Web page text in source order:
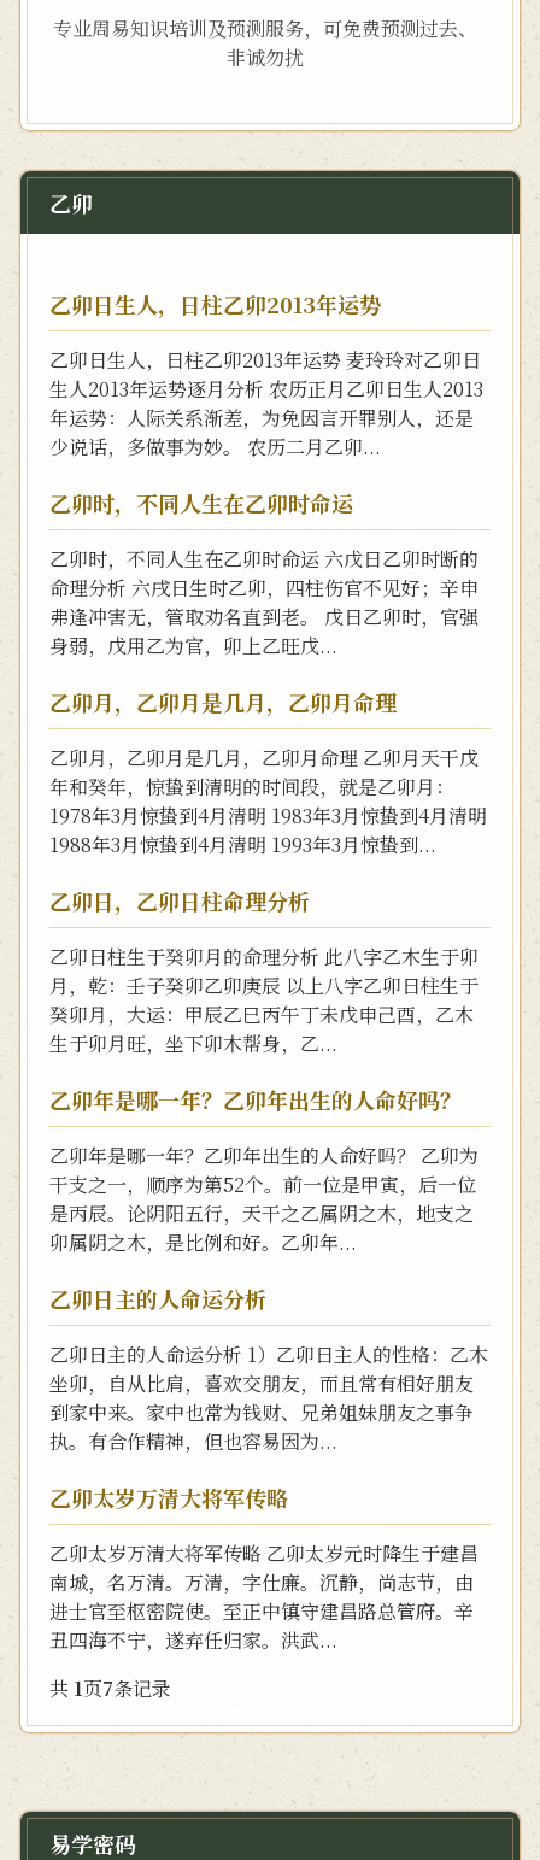
专业周易知识培训及预测服务，可免费预测过去、
非诚勿扰
乙卯
乙卯日生人，日柱乙卯2013年运势
乙卯日生人，日柱乙卯2013年运势 麦玲玲对乙卯日
生人2013年运势逐月分析 农历正月乙卯日生人2013
年运势：人际关系渐差，为免因言开罪别人，还是
少说话，多做事为妙。 农历二月乙卯...
乙卯时，不同人生在乙卯时命运
乙卯时，不同人生在乙卯时命运 六戊日乙卯时断的
命理分析 六戌日生时乙卯，四柱伤官不见好；辛申
弗逢冲害无，管取劝名直到老。 戊日乙卯时，官强
身弱，戊用乙为官，卯上乙旺戊...
乙卯月，乙卯月是几月，乙卯月命理
乙卯月，乙卯月是几月，乙卯月命理 乙卯月天干戊
年和癸年，惊蛰到清明的时间段，就是乙卯月：
1978年3月惊蛰到4月清明 1983年3月惊蛰到4月清明
1988年3月惊蛰到4月清明 1993年3月惊蛰到...
乙卯日，乙卯日柱命理分析
乙卯日柱生于癸卯月的命理分析 此八字乙木生于卯
月，乾：壬子癸卯乙卯庚辰 以上八字乙卯日柱生于
癸卯月，大运：甲辰乙巳丙午丁未戊申己酉，乙木
生于卯月旺，坐下卯木帮身，乙...
乙卯年是哪一年？乙卯年出生的人命好吗？
乙卯年是哪一年？乙卯年出生的人命好吗？ 乙卯为
干支之一，顺序为第52个。前一位是甲寅，后一位
是丙辰。论阴阳五行，天干之乙属阴之木，地支之
卯属阴之木，是比例和好。乙卯年...
乙卯日主的人命运分析
乙卯日主的人命运分析 1）乙卯日主人的性格：乙木
坐卯，自从比肩，喜欢交朋友，而且常有相好朋友
到家中来。家中也常为钱财、兄弟姐妹朋友之事争
执。有合作精神，但也容易因为...
乙卯太岁万清大将军传略
乙卯太岁万清大将军传略 乙卯太岁元时降生于建昌
南城，名万清。万清，字仕廉。沉静，尚志节，由
进士官至枢密院使。至正中镇守建昌路总管府。辛
丑四海不宁，遂弃任归家。洪武...
共 1页7条记录
易学密码